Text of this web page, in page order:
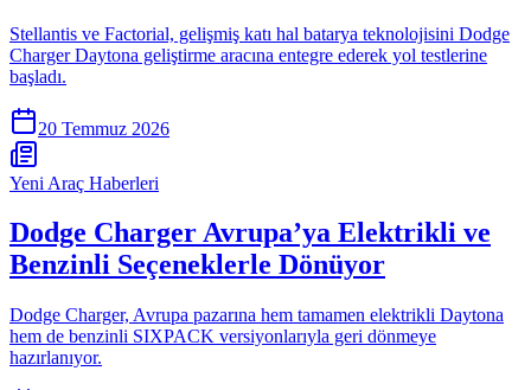
Stellantis ve Factorial, gelişmiş katı hal batarya teknolojisini Dodge
Charger Daytona geliştirme aracına entegre ederek yol testlerine
başladı.
20 Temmuz 2026
Yeni Araç Haberleri
Dodge Charger Avrupa’ya Elektrikli ve
Benzinli Seçeneklerle Dönüyor
Dodge Charger, Avrupa pazarına hem tamamen elektrikli Daytona
hem de benzinli SIXPACK versiyonlarıyla geri dönmeye
hazırlanıyor.